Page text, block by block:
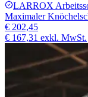
LARROX
Maximaler
€ 202,45
€ 167,31 exkl. MwSt.